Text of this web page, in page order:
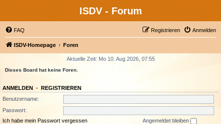
ISDV - Forum
FAQ Anmelden
Registrieren
ISDV-Homepage Foren
Aktuelle Zeit: Mo 10. Aug 2026, 07:55
Dieses Board hat keine Foren.
ANMELDEN • REGISTRIEREN
Benutzername:
Passwort:
Ich habe mein Passwort vergessen
Angemeldet bleiben